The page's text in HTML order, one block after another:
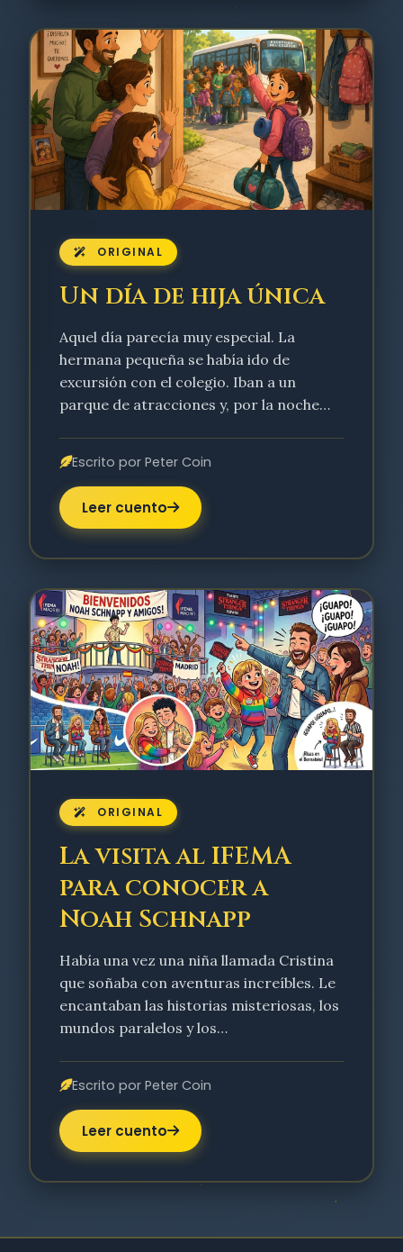
ORIGINAL
Un día de hija única
Aquel día parecía muy especial. La
hermana pequeña se había ido de
excursión con el colegio. Iban a un
parque de atracciones y, por la noche…
Escrito por Peter Coin
Leer cuento
ORIGINAL
La visita al IFEMA
para conocer a
Noah Schnapp
Había una vez una niña llamada Cristina
que soñaba con aventuras increíbles. Le
encantaban las historias misteriosas, los
mundos paralelos y los…
Escrito por Peter Coin
Leer cuento